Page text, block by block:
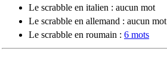
Le scrabble en italien : aucun mot
Le scrabble en allemand : aucun mot
Le scrabble en roumain : 6 mots